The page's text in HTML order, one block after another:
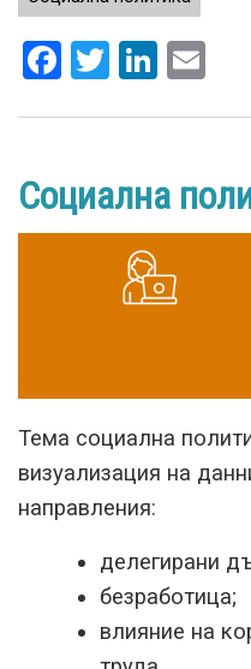
Facebook
Twitter
Социална
Тема социална
визуализация на
направления:
делегирани
безработица;
влияние на